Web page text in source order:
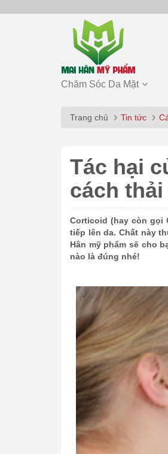
Chăm Sóc Da Mặt
Trang chủ Tin tức
Tác hại
cách
Corticoid (hay còn gọi
tiếp lên da. Chất này
Hân mỹ phẩm sẽ cho
nào là đúng nhé!